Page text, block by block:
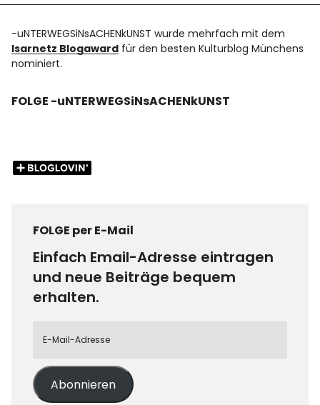
f I P
-uNTERWEGSiNsACHENkUNST wurde mehrfach mit dem
Isarnetz Blogaward für den besten Kulturblog Münchens
nominiert.
FOLGE -uNTERWEGSiNsACHENkUNST
FOLGE per E-Mail
Einfach Email-Adresse eintragen
und neue Beiträge bequem
erhalten.
Abonnieren